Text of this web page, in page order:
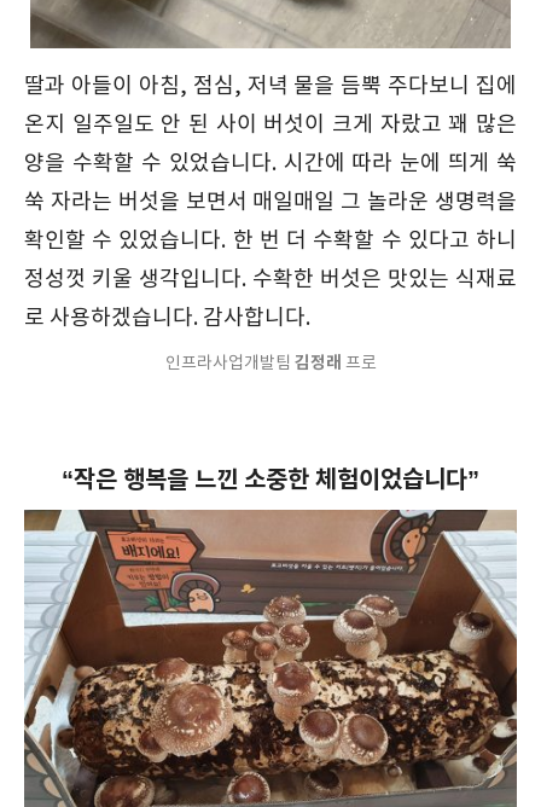
딸과 아들이 아침, 점심, 저녁 물을 듬뿍 주다보니 집에
온지 일주일도 안 된 사이 버섯이 크게 자랐고 꽤 많은
양을 수확할 수 있었습니다. 시간에 따라 눈에 띄게 쑥
쑥 자라는 버섯을 보면서 매일매일 그 놀라운 생명력을
확인할 수 있었습니다. 한 번 더 수확할 수 있다고 하니
정성껏 키울 생각입니다. 수확한 버섯은 맛있는 식재료
로 사용하겠습니다. 감사합니다.
인프라사업개발팀 김정래 프로
“작은 행복을 느낀 소중한 체험이었습니다”